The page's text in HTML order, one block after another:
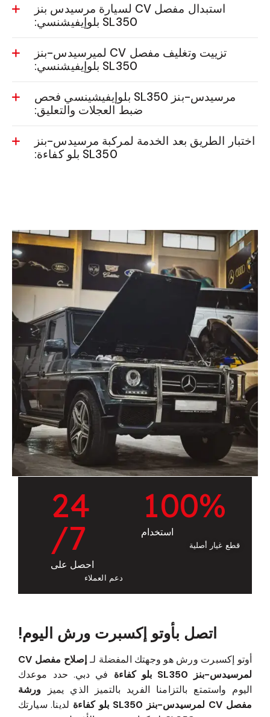
استبدال مفصل CV لسيارة مرسيدس بنز
SL350 بلوإيفيشنسي:
تزييت وتغليف مفصل CV لميرسيدس-بنز
SL350 بلوإيفيشنسي:
مرسيدس-بنز SL350 بلوإيفيشينسي فحص
ضبط العجلات والتعليق:
اختبار الطريق بعد الخدمة لمركبة مرسيدس-بنز
SL350 بلو كفاءة:
100%
استخدام
قطع غيار أصلية
24
/7
احصل على
دعم العملاء
اتصل بأوتو إكسبرت ورش اليوم!
أوتو إكسبرت ورش هو وجهتك المفضلة لـ
إصلاح مفصل CV
لمرسيدس-بنز SL350 بلو كفاءة
في دبي. حدد موعدك
اليوم واستمتع بالتزامنا الفريد بالتميز الذي يميز ورشة
مفصل CV لمرسيدس-بنز SL350 بلو كفاءة
لدينا. سيارتك